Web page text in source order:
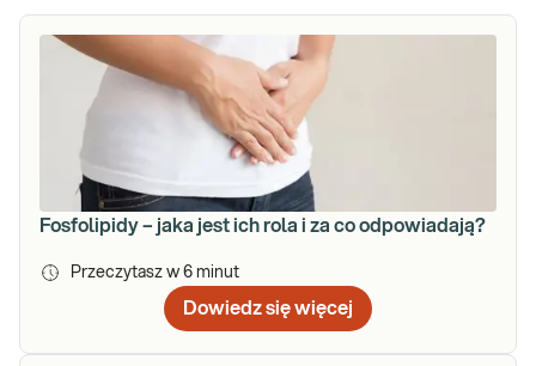
Fosfolipidy – jaka jest ich rola i za co odpowiadają?
Przeczytasz w 6 minut
Dowiedz się więcej